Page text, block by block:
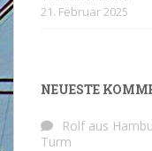
21. Februar 2025
NEUESTE
Rolf aus
Turm